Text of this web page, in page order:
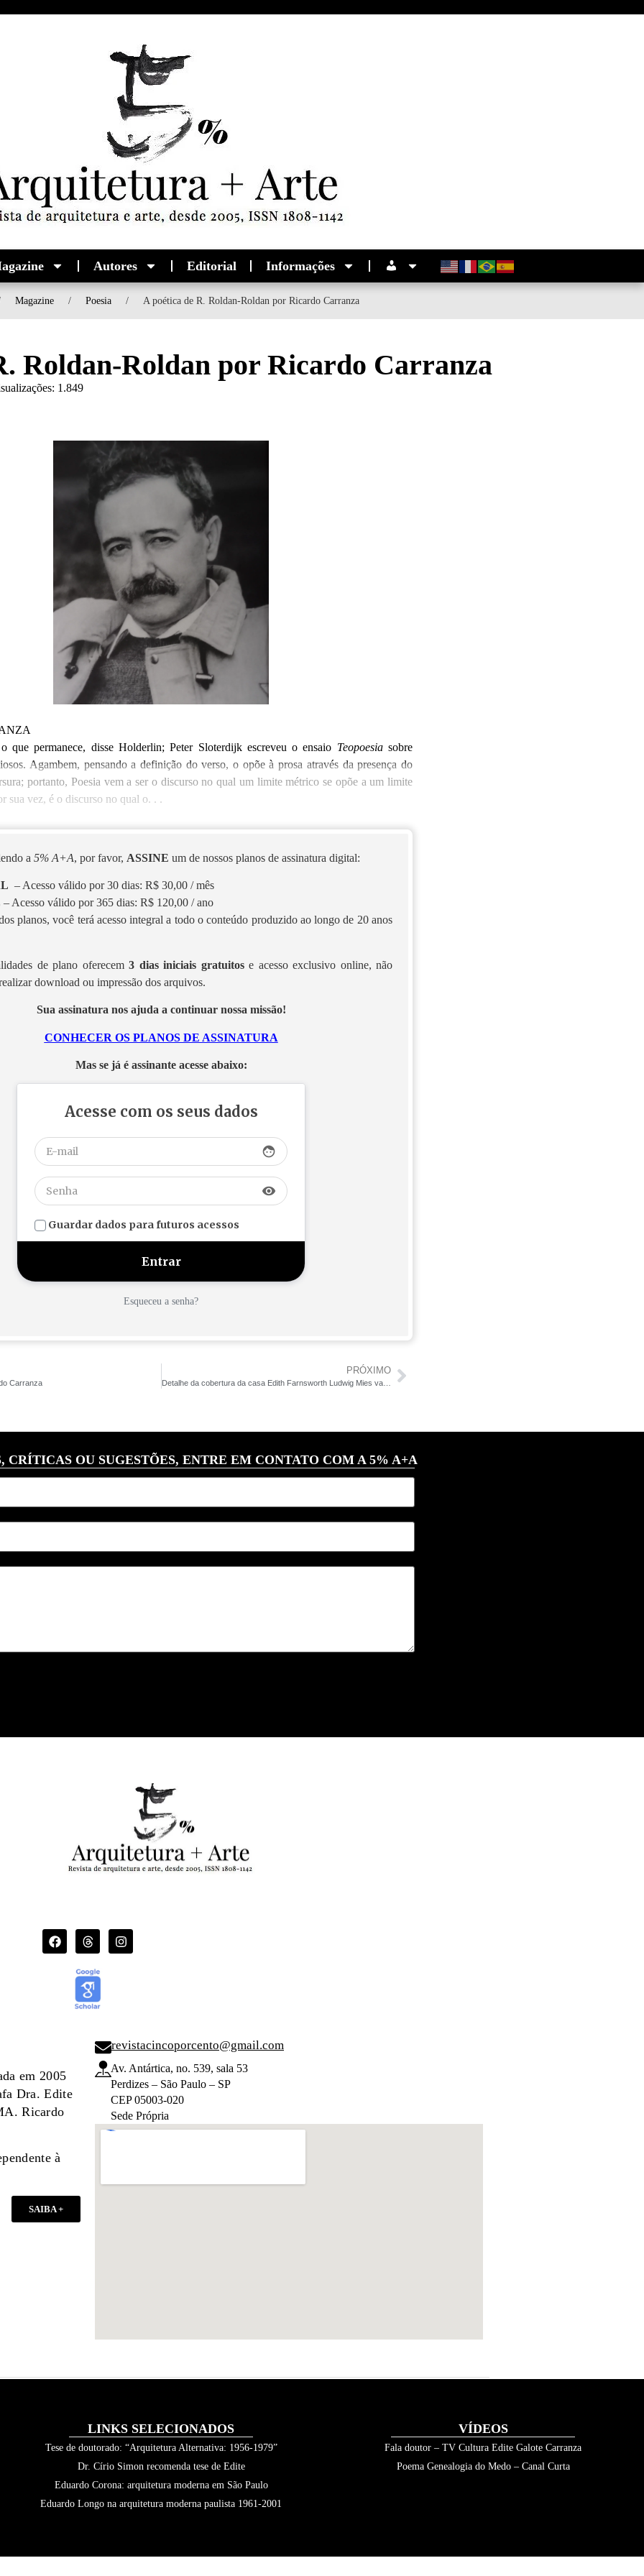
Autores Editorial Informações
Magazine / Poesia / A poética de R. Roldan-Roldan por Ricardo Carranza
Roldan-Roldan por Ricardo Carranza
1.849
que permanece, disse Holderlin; Peter Sloterdijk escreveu o ensaio Teopoesiasobre
Agambem, pensando a definição do verso, o opõe à prosa através da presença do
portanto, Poesia vem a ser o discurso no qual um limite métrico se opõe a um limite
sua vez, é o discurso no qual o. . .
a 5% A+A, por favor, ASSINE um de nossos planos de assinatura digital:
– Acesso válido por 30 dias: R$ 30,00 / mês
– Acesso válido por 365 dias: R$ 120,00 / ano
planos, você terá acesso integral a todo o conteúdo produzido ao longo de 20 anos
de plano oferecem 3 dias iniciais gratuitose acesso exclusivo online, não
download ou impressão dos arquivos.
Sua assinatura nos ajuda a continuar nossa missão!
CONHECER OS PLANOS DE ASSINATURA
Mas se já é assinante acesse abaixo:
Acesse com os seus dados
face
visibility
Guardar dados para futuros acessos
Esqueceu a senha?
Carranza
PRÓXIMO
Detalhe da cobertura da casa Edith Farnsworth Ludwig Mies van der Rohe
CRÍTICAS OU SUGESTÕES, ENTRE EM CONTATO COM A 5% A+A
em 2005
Dra. Edite
Ricardo
à
SAIBA +
revistacincoporcento@gmail.com
Av. Antártica, no. 539, sala 53
Perdizes – São Paulo – SP
CEP 05003-020
Sede Própria
LINKS SELECIONADOS
Tese de doutorado: “Arquitetura Alternativa: 1956-1979”
Dr. Círio Simon recomenda tese de Edite
Eduardo Corona: arquitetura moderna em São Paulo
Eduardo Longo na arquitetura moderna paulista 1961-2001
VÍDEOS
Fala doutor – TV Cultura Edite Galote Carranza
Poema Genealogia do Medo – Canal Curta